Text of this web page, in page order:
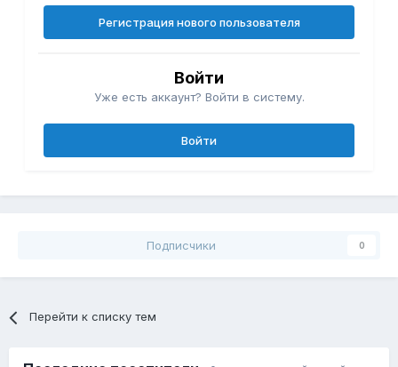
Регистрация нового пользователя
Войти
Уже есть аккаунт? Войти в систему.
Войти
Подписчики 0
Перейти к списку тем